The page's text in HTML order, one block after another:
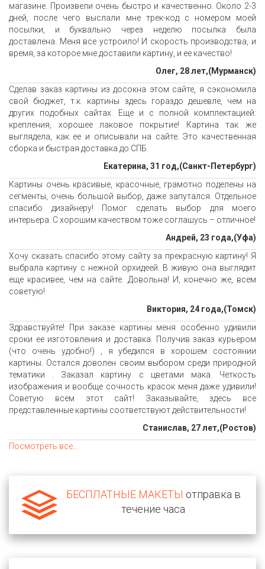
магазине. Произвели очень быстро и качественно. Около 2-3
дней, после чего выслали мне трек-код с номером моей
посылки, и буквально через неделю посылка была
доставлена. Меня все устроило! И скорость производства, и
время, за которое мне доставили картину, и ее качество!
Олег, 28 лет,(Мурманск)
Сделав заказ картины из досокна этом сайте, я сэкономила
свой бюджет, т.к. картины здесь гораздо дешевле, чем на
других подобных сайтах. Еще и с полной комплектацией:
крепления, хорошее лаковое покрытие! Картина так же
выглядела, как ее и описывали на сайте. Это качественная
сборка и быстрая доставка до СПБ.
Екатерина, 31 год,(Санкт-Петербург)
Картины очень красивые, красочные, грамотно поделены на
сегменты, очень большой выбор, даже запутался. Отдельное
спасибо дизайнеру! Помог сделать выбор для моего
интерьера. С хорошим качеством тоже соглашусь – отличное!
Андрей, 23 года,(Уфа)
Хочу сказать спасибо этому сайту за прекрасную картину! Я
выбрала картину с нежной орхидеей. В живую она выглядит
еще красивее, чем на сайте. Довольна! И, конечно же, всем
советую!
Виктория, 24 года,(Томск)
Здравствуйте! При заказе картины меня особенно удивили
сроки ее изготовления и доставка. Получив заказ курьером
(что очень удобно!) , я убедился в хорошем состоянии
картины. Остался доволен своим выбором среди природной
тематики . Заказал картину с цветами мака. Четкость
изображения и вообще сочность красок меня даже удивили!
Советую всем этот сайт! Заказывайте, здесь все
представленные картины соответствуют действительности!
Станислав, 27 лет,(Ростов)
Посмотреть все...
БЕСПЛАТНЫЕ МАКЕТЫ отправка в
течение часа